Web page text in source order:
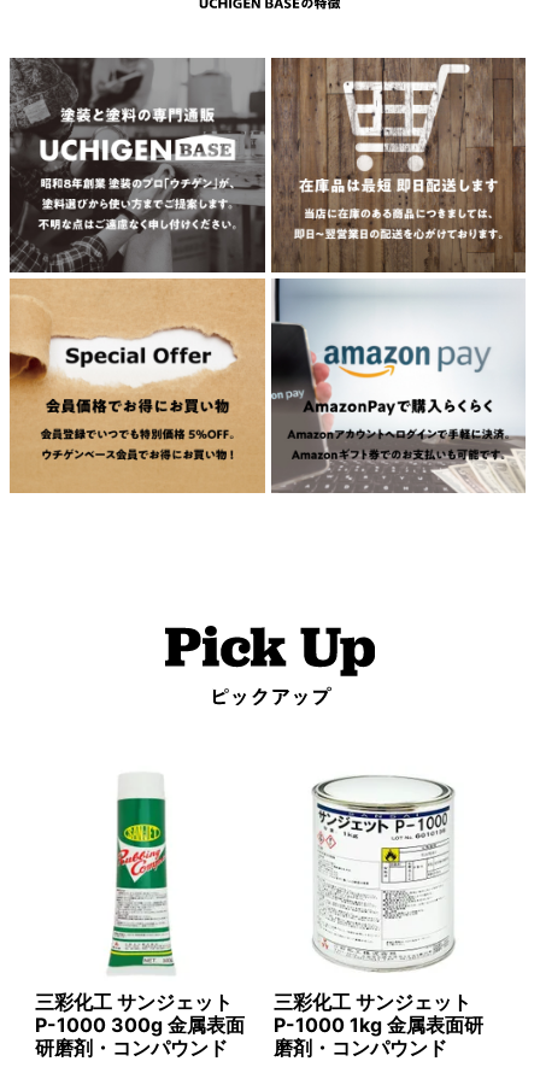
三彩化工 サンジェット
P-1000 300g 金属表面
研磨剤・コンパウンド
三彩化工 サンジェット
P-1000 1kg 金属表面研
磨剤・コンパウンド